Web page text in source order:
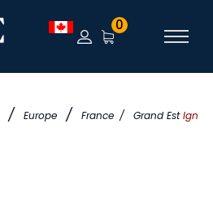
/ Europe / France / Grand Est Ign
0